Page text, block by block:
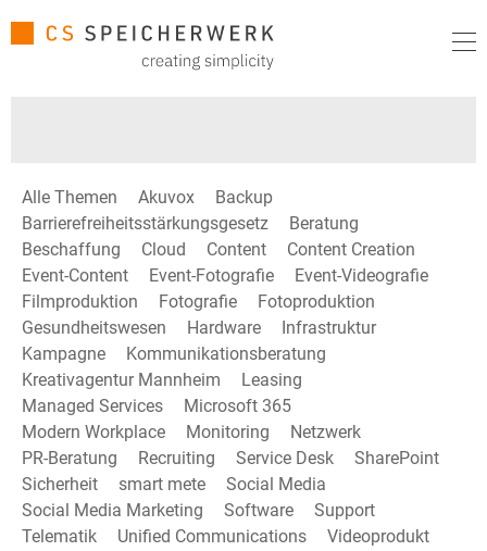
Alle Themen Akuvox
Backup
Barrierefreiheitsstärkungsgesetz
Beratung
Beschaffung
Cloud Content
Content Creation
Event-Content
Event-Fotografie
Event-Videografie
Filmproduktion
Fotografie
Fotoproduktion
Gesundheitswesen
Hardware
Infrastruktur
Kampagne
Kommunikationsberatung
Kreativagentur Mannheim
Leasing
Managed Services
Microsoft 365
Modern Workplace
Monitoring
Netzwerk
PR-Beratung
Recruiting Service Desk
SharePoint
Sicherheit
smart mete
Social Media
Social Media Marketing
Software
Support
Telematik
Unified Communications
Videoprodukt